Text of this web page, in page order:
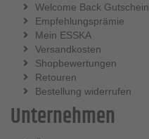
Welcome Back Gutschein
Empfehlungsprämie
Mein ESSKA
Versandkosten
Shopbewertungen
Retouren
Bestellung widerrufen
Unternehmen